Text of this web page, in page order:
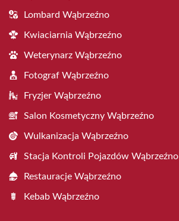
Lombard Wąbrzeźno
Kwiaciarnia Wąbrzeźno
Weterynarz Wąbrzeźno
Fotograf Wąbrzeźno
Fryzjer Wąbrzeźno
Salon Kosmetyczny Wąbrzeźno
Wulkanizacja Wąbrzeźno
Stacja Kontroli Pojazdów Wąbrzeźno
Restauracje Wąbrzeźno
Kebab Wąbrzeźno